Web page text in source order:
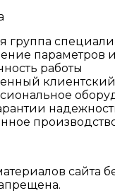
группа
параметров
работы
сайта